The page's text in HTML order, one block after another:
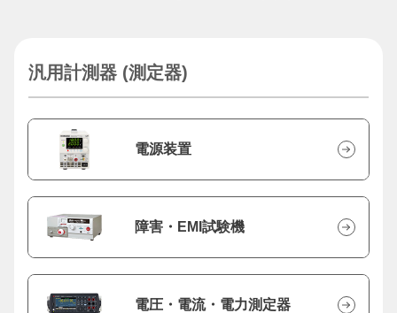
汎用計測器 (測定器)
電源装置
障害・EMI試験機
電圧・電流・電力測定器